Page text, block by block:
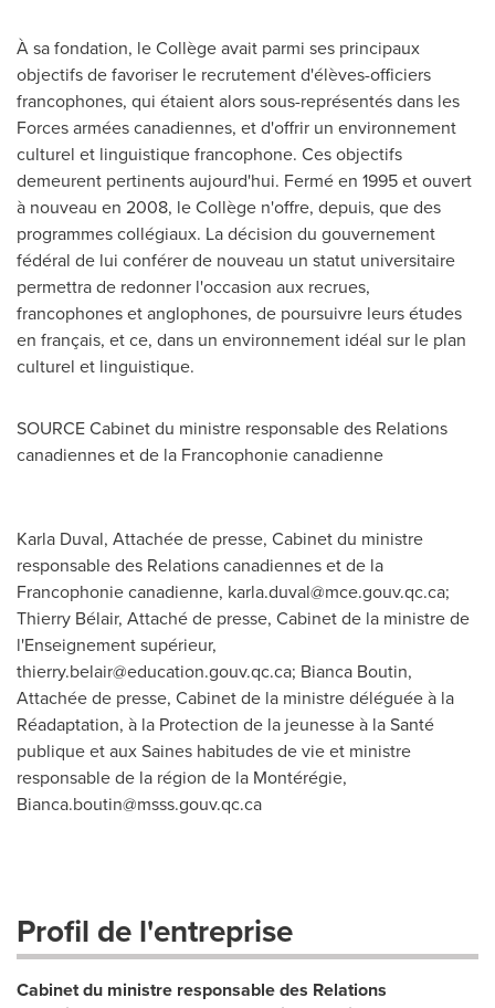
À sa fondation, le Collège avait parmi ses principaux
objectifs de favoriser le recrutement d'élèves-officiers
francophones, qui étaient alors sous-représentés dans les
Forces armées canadiennes, et d'offrir un environnement
culturel et linguistique francophone. Ces objectifs
demeurent pertinents aujourd'hui. Fermé en 1995 et ouvert
à nouveau en 2008, le Collège n'offre, depuis, que des
programmes collégiaux. La décision du gouvernement
fédéral de lui conférer de nouveau un statut universitaire
permettra de redonner l'occasion aux recrues,
francophones et anglophones, de poursuivre leurs études
en français, et ce, dans un environnement idéal sur le plan
culturel et linguistique.
SOURCE Cabinet du ministre responsable des Relations
canadiennes et de la Francophonie canadienne
Karla Duval, Attachée de presse, Cabinet du ministre
responsable des Relations canadiennes et de la
Francophonie canadienne, karla.duval@mce.gouv.qc.ca;
Thierry Bélair, Attaché de presse, Cabinet de la ministre de
l'Enseignement supérieur,
thierry.belair@education.gouv.qc.ca; Bianca Boutin,
Attachée de presse, Cabinet de la ministre déléguée à la
Réadaptation, à la Protection de la jeunesse à la Santé
publique et aux Saines habitudes de vie et ministre
responsable de la région de la Montérégie,
Bianca.boutin@msss.gouv.qc.ca
Profil de l'entreprise
Cabinet du ministre responsable des Relations